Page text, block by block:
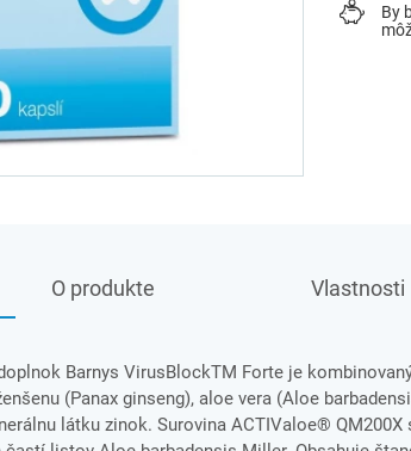
By
O produkte Vlastnosti
Barnys VirusBlockTM Forte je
(Panax ginseng), aloe vera (Aloe
látku zinok. Surovina ACTIValoe®